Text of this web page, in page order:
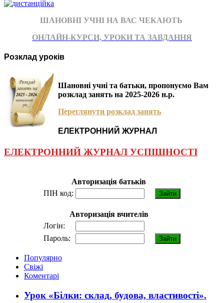
ШАНОВНІ УЧНІ НА ВАС ЧЕКАЮТЬ
ОНЛАЙН-КУРСИ, УРОКИ ТА ЗАВДАННЯ
Розклад уроків
Шановні учні та батьки, пропонуємо Вам
розклад занять на 2025-2026 н.р.
Переглянути розклад занять
ЕЛЕКТРОННИЙ ЖУРНАЛ
ЕЛЕКТРОННИЙ ЖУРНАЛ УСПІШНОСТІ
Авторизація батьків
ПІН код:
Авторизація вчителів
Логін:
Пароль:
Популярно
Свіжі
Коментарі
Урок «Білки: склад, будова, властивості».